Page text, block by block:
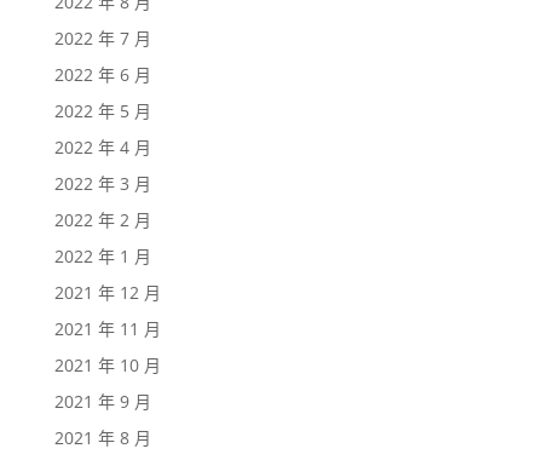
2022 年 7 月
2022 年 6 月
2022 年 5 月
2022 年 4 月
2022 年 3 月
2022 年 2 月
2022 年 1 月
2021 年 12 月
2021 年 11 月
2021 年 10 月
2021 年 9 月
2021 年 8 月